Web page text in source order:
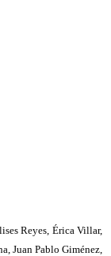
Reyes, Érica Villar,
Juan Pablo Giménez,